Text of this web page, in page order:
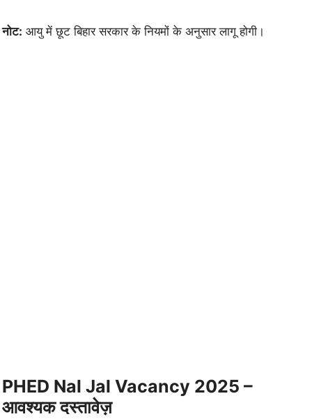
नोट: आयु में छूट बिहार सरकार के नियमों के अनुसार लागू होगी।
PHED Nal Jal Vacancy 2025 –
आवश्यक दस्तावेज़